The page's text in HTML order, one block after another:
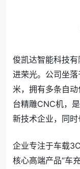
俊凯达智能科技
进荣光。公司坐
米，拥有多条自
台精雕CNC机，
新技术企业，同时
企业专注于车载
核心高端产品“车